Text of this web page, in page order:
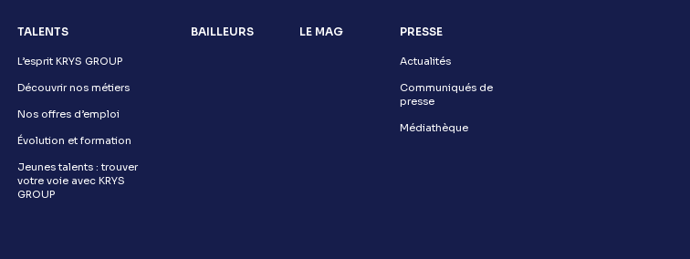
TALENTS
L’esprit KRYS GROUP
Découvrir nos métiers
Nos offres d’emploi
Évolution et formation
Jeunes talents : trouver
votre voie avec KRYS
GROUP
BAILLEURS LE MAG PRESSE
Actualités
Communiqués de
presse
Médiathèque